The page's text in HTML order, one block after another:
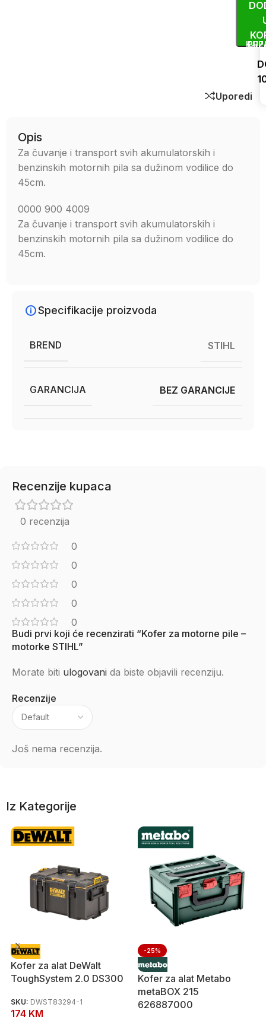
Uporedi
Opis
Za čuvanje i transport svih akumulatorskih i
benzinskih motornih pila sa dužinom vodilice do
45cm.
0000 900 4009
Za čuvanje i transport svih akumulatorskih i
benzinskih motornih pila sa dužinom vodilice do
45cm.
Specifikacije proizvoda
BREND STIHL
GARANCIJA BEZ GARANCIJE
Recenzije kupaca
0 recenzija
0
0
0
0
0
Recenzije
Još nema recenzija.
Budi prvi koji će recenzirati “Kofer za motorne pile –
motorke STIHL”
Morate biti ulogovani da biste objavili recenziju.
Iz Kategorije
Kofer za alat DeWalt
ToughSystem 2.0 DS300
SKU: DWST83294-1
174 KM
-25%
Kofer za alat Metabo
metaBOX 215
626887000